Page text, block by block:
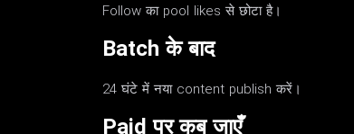
Follow का pool likes से छोटा है।
Batch के बाद
24 घंटे में नया content publish करें।